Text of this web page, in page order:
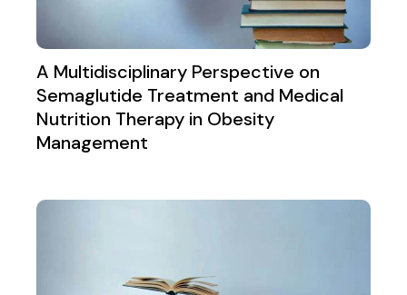
A Multidisciplinary Perspective on
Semaglutide Treatment and Medical
Nutrition Therapy in Obesity
Management